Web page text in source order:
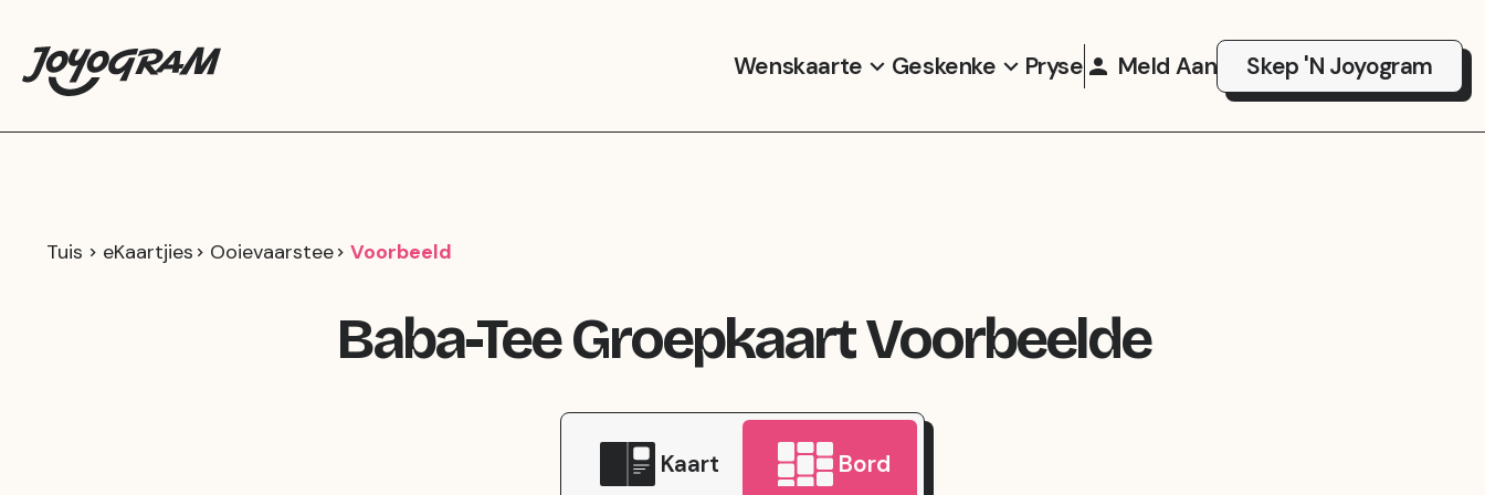
Wenskaarte Geskenke Pryse Meld Aan Skep 'n Joyogram
Tuis eKaartjies Ooievaarstee Voorbeeld
Baba-Tee Groepkaart Voorbeelde
Kaart Bord